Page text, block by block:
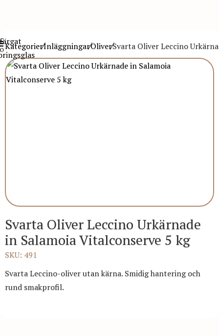
KategorierInläggningarOliverSvarta Oliver Leccino
Svarta Oliver Leccino Urkärnade
in Salamoia Vitalconserve 5 kg
SKU: 491
Svarta Leccino-oliver utan kärna. Smidig hantering och
rund smakprofil.